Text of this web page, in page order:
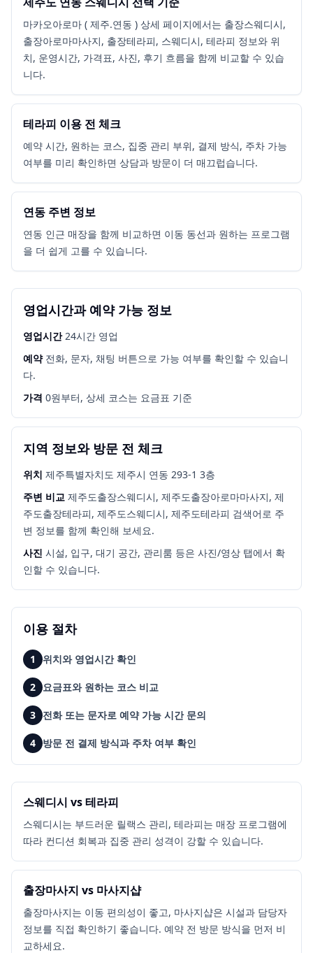
마카오아로마 ( 제주.연동 ) 상세 페이지에서는 출장스웨디시,
출장아로마마사지, 출장테라피, 스웨디시, 테라피 정보와 위
치, 운영시간, 가격표, 사진, 후기 흐름을 함께 비교할 수 있습
니다.
테라피 이용 전 체크
예약 시간, 원하는 코스, 집중 관리 부위, 결제 방식, 주차 가능
여부를 미리 확인하면 상담과 방문이 더 매끄럽습니다.
연동 주변 정보
연동 인근 매장을 함께 비교하면 이동 동선과 원하는 프로그램
을 더 쉽게 고를 수 있습니다.
영업시간과 예약 가능 정보
영업시간24시간 영업
예약 전화, 문자, 채팅 버튼으로 가능 여부를 확인할 수 있습니
다.
가격 0원부터, 상세 코스는 요금표 기준
지역 정보와 방문 전 체크
위치 제주특별자치도 제주시 연동 293-1 3층
주변 비교 제주도출장스웨디시, 제주도출장아로마마사지, 제
주도출장테라피, 제주도스웨디시, 제주도테라피 검색어로 주
변 정보를 함께 확인해 보세요.
사진 시설, 입구, 대기 공간, 관리룸 등은 사진/영상 탭에서 확
인할 수 있습니다.
이용 절차
1 위치와 영업시간 확인
2 요금표와 원하는 코스 비교
3 전화 또는 문자로 예약 가능 시간 문의
4 방문 전 결제 방식과 주차 여부 확인
스웨디시 vs 테라피
스웨디시는 부드러운 릴랙스 관리, 테라피는 매장 프로그램에
따라 컨디션 회복과 집중 관리 성격이 강할 수 있습니다.
출장마사지 vs 마사지샵
출장마사지는 이동 편의성이 좋고, 마사지샵은 시설과 담당자
정보를 직접 확인하기 좋습니다. 예약 전 방문 방식을 먼저 비
교하세요.